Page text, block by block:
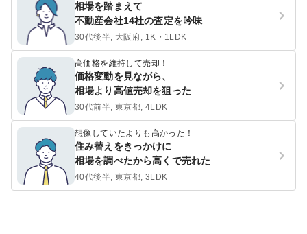
相場を踏まえて
不動産会社14社の査定を吟味
30代後半, 大阪府, 1K・1LDK
高価格を維持して売却！
価格変動を見ながら、
相場より高値売却を狙った
30代前半, 東京都, 4LDK
想像していたよりも高かった！
住み替えをきっかけに
相場を調べたから高くで売れた
40代後半, 東京都, 3LDK